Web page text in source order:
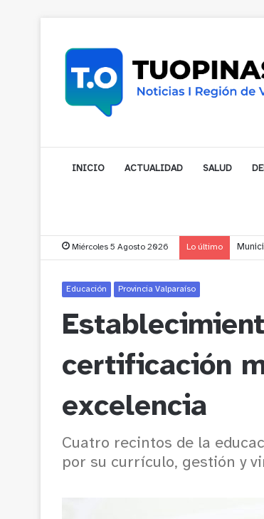
INICIO ACTUALIDAD SALUD
Miércoles 5 Agosto 2026 Lo último
Educación Provincia Valparaíso
certificación
excelencia
Cuatro recintos de la
por su currículo, gestión y